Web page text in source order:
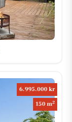
6.995.000 kr
150 m2